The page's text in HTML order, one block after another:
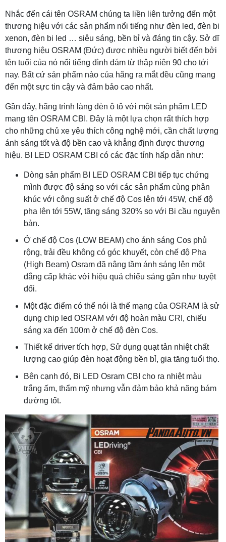
Nhắc đến cái tên OSRAM chúng ta liền liên tưởng đến một
thương hiệu với các sản phẩm nổi tiếng như đèn led, đèn bi
xenon, đèn bi led … siêu sáng, bền bỉ và đáng tin cậy. Sở dĩ
thương hiệu OSRAM (Đức) được nhiều người biết đến bởi
tên tuổi của nó nổi tiếng đình đám từ thập niên 90 cho tới
nay. Bất cứ sản phẩm nào của hãng ra mắt đều cũng mang
đến một sực tin cậy và đảm bảo cao nhất.
Gần đây, hãng trình làng đèn ô tô với một sản phẩm LED
mang tên OSRAM CBI. Đây là một lựa chọn rất thích hợp
cho những chủ xe yêu thích công nghệ mới, cần chất lượng
ánh sáng tốt và độ bền cao và khẳng định được thương
hiệu. BI LED OSRAM CBI có các đặc tính hấp dẫn như:
Dòng sản phẩm BI LED OSRAM CBI tiếp tục chứng
mình được độ sáng so với các sản phẩm cùng phân
khúc với công suất ở chế độ Cos lên tới 45W, chế độ
pha lên tới 55W, tăng sáng 320% so với Bi cầu nguyên
bản.
Ở chế độ Cos (LOW BEAM) cho ánh sáng Cos phủ
rộng, trải đều không có góc khuyết, còn chế độ Pha
(High Beam) Osram đã nâng tầm ánh sáng lên một
đẳng cấp khác với hiệu quả chiếu sáng gần như tuyệt
đối.
Một đặc điểm có thể nói là thế mạng của OSRAM là sử
dụng chip led OSRAM với độ hoàn màu CRI, chiếu
sáng xa đến 100m ở chế độ đèn Cos.
Thiết kế driver tích hợp, Sử dụng quạt tản nhiệt chất
lượng cao giúp đèn hoạt động bền bỉ, gia tăng tuổi thọ.
Bên cạnh đó, Bi LED Osram CBI cho ra nhiệt màu
trắng ấm, thẩm mỹ nhưng vẫn đảm bảo khả năng bám
đường tốt.